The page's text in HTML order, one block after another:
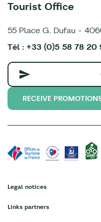
Tourist Office
55 Place G. Dufau -
Tél : +33 (0)5 58 78 20
RECEIVE
Legal notices
Links partners